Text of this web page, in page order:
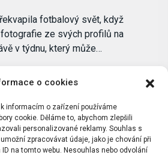
o cookies
informacím o zařízení používáme
cookie. Děláme to, abychom zlepšili
personalizované reklamy. Souhlas s
zpracovávat údaje, jako je chování při
na tomto webu. Nesouhlas nebo odvolání
fotbalový svět, když
ze svých profilů na
v týdnu, který může…